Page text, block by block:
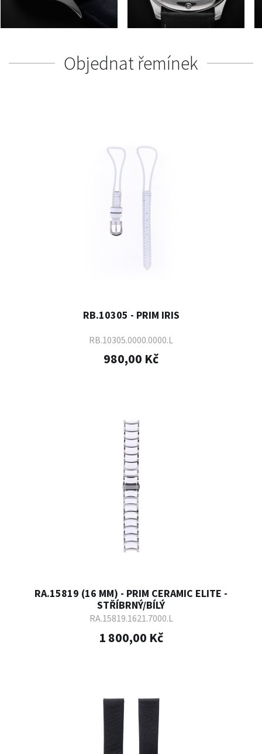
Objednat řemínek
RB.10305 - PRIM IRIS
RB.10305.0000.0000.L
980,00 Kč
RA.15819 (16 MM) - PRIM CERAMIC ELITE -
STŘÍBRNÝ/BÍLÝ
RA.15819.1621.7000.L
1 800,00 Kč